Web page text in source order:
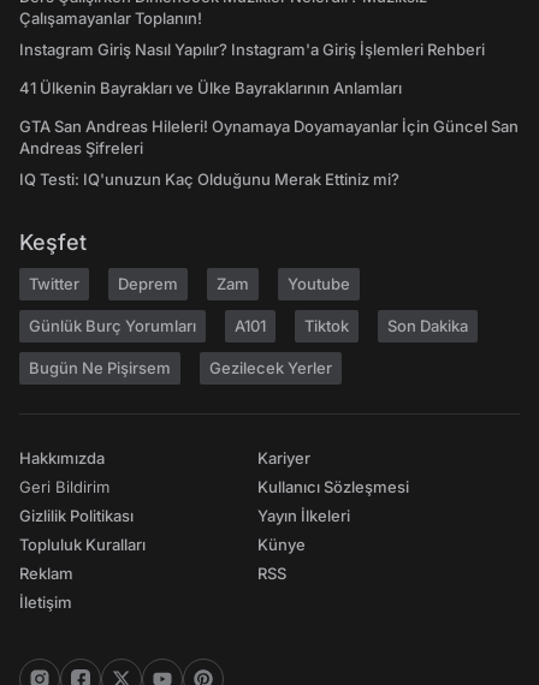
Çalışamayanlar Toplanın!
Instagram Giriş Nasıl Yapılır? Instagram'a Giriş İşlemleri Rehberi
41 Ülkenin Bayrakları ve Ülke Bayraklarının Anlamları
GTA San Andreas Hileleri! Oynamaya Doyamayanlar İçin Güncel San
Andreas Şifreleri
IQ Testi: IQ'unuzun Kaç Olduğunu Merak Ettiniz mi?
Keşfet
Twitter Deprem Zam Youtube
Günlük Burç Yorumları A101 Tiktok Son Dakika
Bugün Ne Pişirsem Gezilecek Yerler
Hakkımızda
Geri Bildirim
Gizlilik Politikası
Topluluk Kuralları
Reklam
İletişim
Kariyer
Kullanıcı Sözleşmesi
Yayın İlkeleri
Künye
RSS